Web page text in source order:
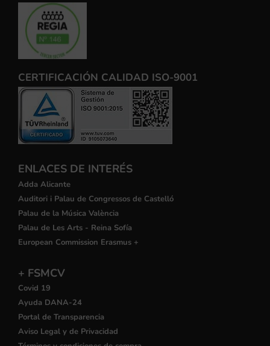
CERTIFICACIÓN CALIDAD ISO-9001
ENLACES DE INTERÉS
Adda Alicante
Auditori i Palau de Congressos de Castelló
Palau de la Música València
Palau de Les Arts - Reina Sofía
European Commission Erasmus +
+ FSMCV
Covid 19
Ayuda DANA-24
Portal de Transparencia
Aviso Legal y de Privacidad